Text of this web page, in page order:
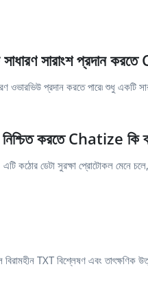
সারাংশ প্রদান
প্রদান করতে পারে৷ শুধু একটি
নিশ্চিত করতে Chatize কি
এটি কঠোর ডেটা সুরক্ষা প্রোটোকল
TXT বিশ্লেষণ এবং তাৎক্ষণিক